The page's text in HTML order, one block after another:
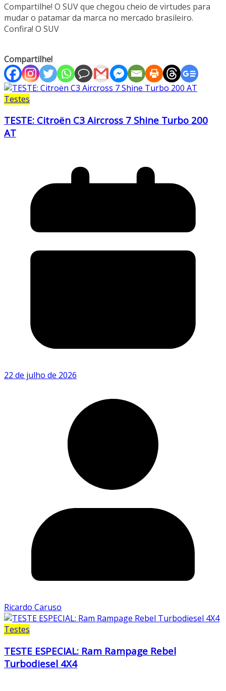
Compartilhe! O SUV que chegou cheio de virtudes para
mudar o patamar da marca no mercado brasileiro.
Confira! O SUV
Compartilhe!
Testes
TESTE: Citroën C3 Aircross 7 Shine Turbo 200
AT
22 de julho de 2026
Ricardo Caruso
Testes
TESTE ESPECIAL: Ram Rampage Rebel
Turbodiesel 4X4